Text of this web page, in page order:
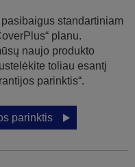
standartiniam
planu.
naujo produkto
toliau esantį
parinktis“.
parinktis